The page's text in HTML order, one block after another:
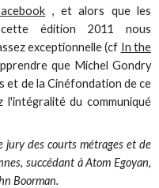
, et alors que les
édition 2011 nous
exceptionnelle (cf In the
que Michel Gondry
et de la Cinéfondation de ce
l'intégralité du communiqué
jury des courts métrages et de
succédant à Atom Egoyan,
Boorman.